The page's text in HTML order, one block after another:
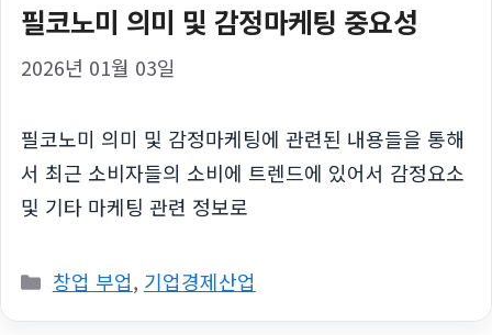
필코노미 의미 및 감정마케팅 중요성
2026년 01월 03일
필코노미 의미 및 감정마케팅에 관련된 내용들을 통해
서 최근 소비자들의 소비에 트렌드에 있어서 감정요소
및 기타 마케팅 관련 정보로
카
창업 부업, 기업경제산업